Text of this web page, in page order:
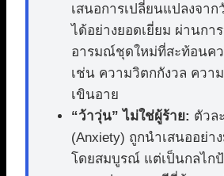
เสนอการเปลี่ยนแปลงจาก
ได้อย่างยอดเยี่ยม ผ่านกา
อารมณ์ชุดใหม่ที่สะท้อนค
เช่น ความวิตกกังวล ควา
เขินอาย
“ว้าวุ่น” ไม่ใช่ผู้ร้าย: ตัวล
(Anxiety) ถูกนำเสนออย่า
โดยสมบูรณ์ แต่เป็นกลไก